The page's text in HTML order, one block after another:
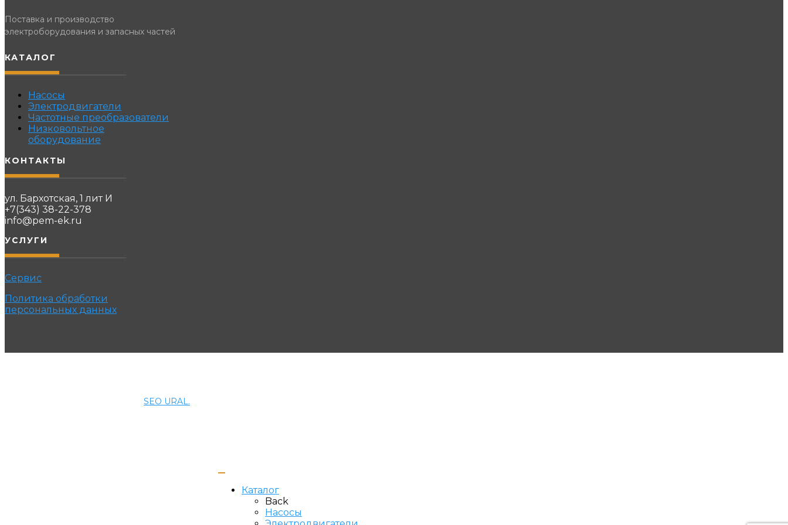
Поставка и производство
электроборудования и запасных частей
КАТАЛОГ
Насосы
Электродвигатели
Частотные преобразователи
Низковольтное
оборудование
КОНТАКТЫ
ул. Бархотская, 1 лит И
+7(343) 38-22-378
info@pem-ek.ru
УСЛУГИ
Сервис
Политика обработки
персональных данных
SEO URAL.
Каталог
Back
Насосы